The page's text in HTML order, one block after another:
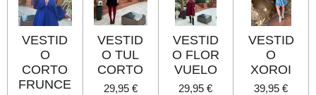
VESTID
O
CORTO
FRUNCE
VESTID
O TUL
CORTO
29,95 €
VESTID
O FLOR
VUELO
29,95 €
VESTID
O
XOROI
39,95 €